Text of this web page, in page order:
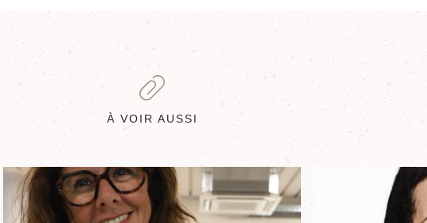
À VOIR AUSSI